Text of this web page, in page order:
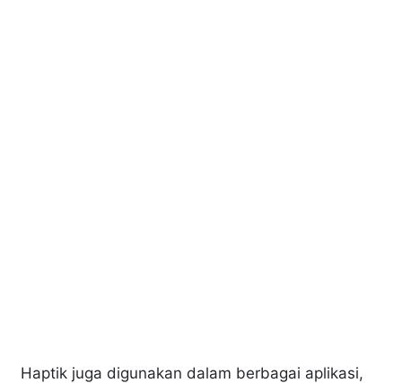
Haptik juga digunakan dalam berbagai aplikasi,